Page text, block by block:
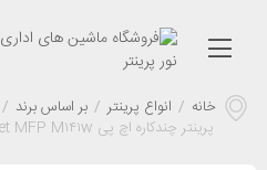
خانه / انواع پرینتر / بر اساس برند /
پرینتر چندکاره اچ پی HP LaserJet MFP M۱۴۱w